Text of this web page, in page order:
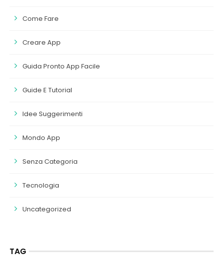
Come Fare
Creare App
Guida Pronto App Facile
Guide E Tutorial
Idee Suggerimenti
Mondo App
Senza Categoria
Tecnologia
Uncategorized
TAG